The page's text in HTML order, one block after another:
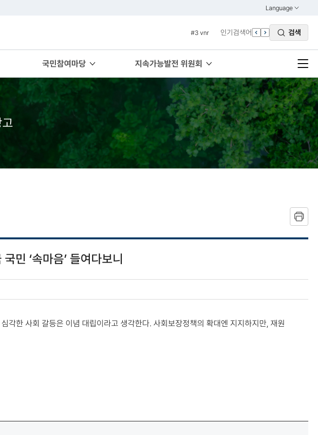
Language
열기
ENGLISH
#3 vnr
#5 esg
#6 빈곤
#7 un
#1 경제
#2 환경
인기검색어 검색
국민참여마당 지속가능발전 위원회
민 ‘속마음’ 들여다보니
각한 사회 갈등은 이념 대립이라고 생각한다. 사회보장정책의 확대엔 지지하지만, 재원